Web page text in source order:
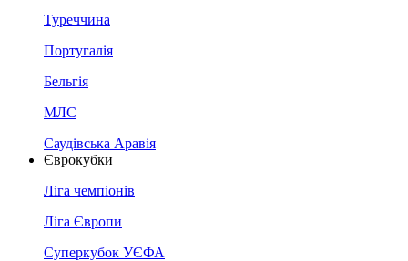
Туреччина
Португалія
Бельгія
МЛС
Саудівська Аравія
Єврокубки
Ліга чемпіонів
Ліга Європи
Суперкубок УЄФА